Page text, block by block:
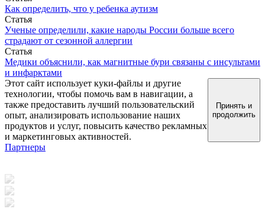
Как определить, что у ребенка аутизм
Статья
Ученые определили, какие народы России больше всего
страдают от сезонной аллергии
Статья
Медики объяснили, как магнитные бури связаны с инсультами
и инфарктами
Этот сайт использует куки-файлы и другие
технологии, чтобы помочь вам в навигации, а
также предоставить лучший пользовательский
опыт, анализировать использование наших
продуктов и услуг, повысить качество рекламных
и маркетинговых активностей.
Принять и
продолжить
Партнеры